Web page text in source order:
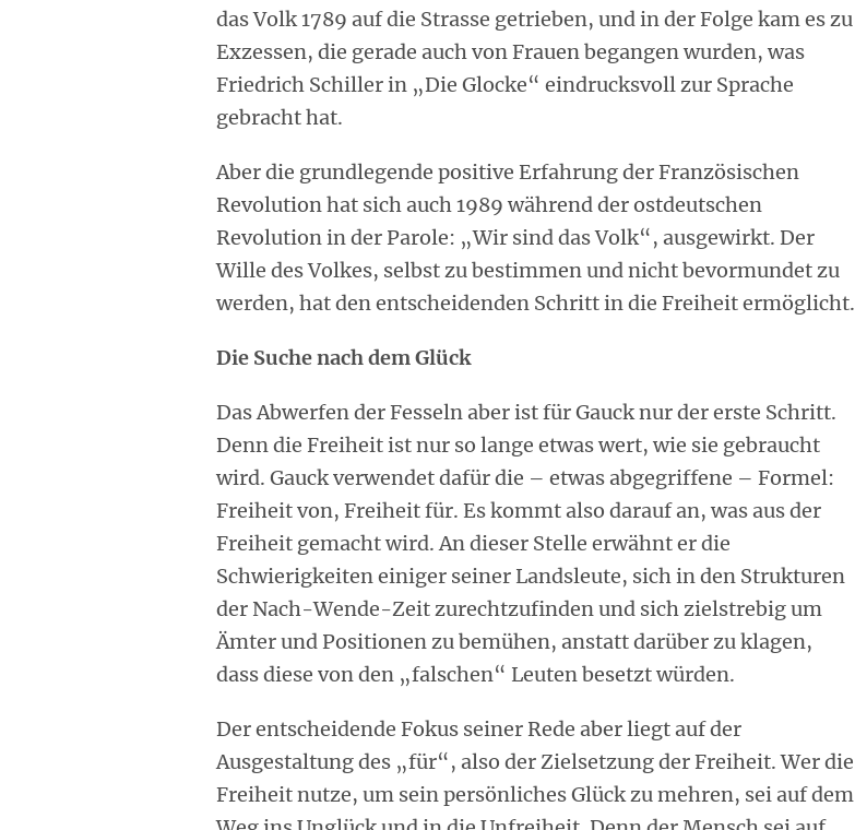
das Volk 1789 auf die Strasse getrieben, und in der Folge kam es zu
Exzessen, die gerade auch von Frauen begangen wurden, was
Friedrich Schiller in „Die Glocke“ eindrucksvoll zur Sprache
gebracht hat.
Aber die grundlegende positive Erfahrung der Französischen
Revolution hat sich auch 1989 während der ostdeutschen
Revolution in der Parole: „Wir sind das Volk“, ausgewirkt. Der
Wille des Volkes, selbst zu bestimmen und nicht bevormundet zu
werden, hat den entscheidenden Schritt in die Freiheit ermöglicht.
Die Suche nach dem Glück
Das Abwerfen der Fesseln aber ist für Gauck nur der erste Schritt.
Denn die Freiheit ist nur so lange etwas wert, wie sie gebraucht
wird. Gauck verwendet dafür die – etwas abgegriffene – Formel:
Freiheit von, Freiheit für. Es kommt also darauf an, was aus der
Freiheit gemacht wird. An dieser Stelle erwähnt er die
Schwierigkeiten einiger seiner Landsleute, sich in den Strukturen
der Nach-Wende-Zeit zurechtzufinden und sich zielstrebig um
Ämter und Positionen zu bemühen, anstatt darüber zu klagen,
dass diese von den „falschen“ Leuten besetzt würden.
Der entscheidende Fokus seiner Rede aber liegt auf der
Ausgestaltung des „für“, also der Zielsetzung der Freiheit. Wer die
Freiheit nutze, um sein persönliches Glück zu mehren, sei auf dem